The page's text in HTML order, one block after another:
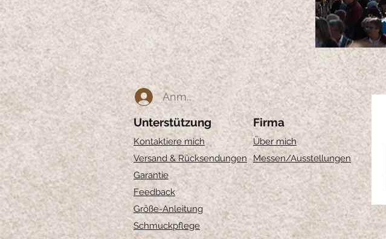
Anmelden
Unterstützung
Kontaktiere mich
Versand & Rücksendungen
Garantie
Feedback
Größe-Anleitung
Schmuckpflege
Firma
Über mich
Messen/Ausstellungen